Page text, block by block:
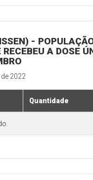
-
A DOSE
2022
Quantidade